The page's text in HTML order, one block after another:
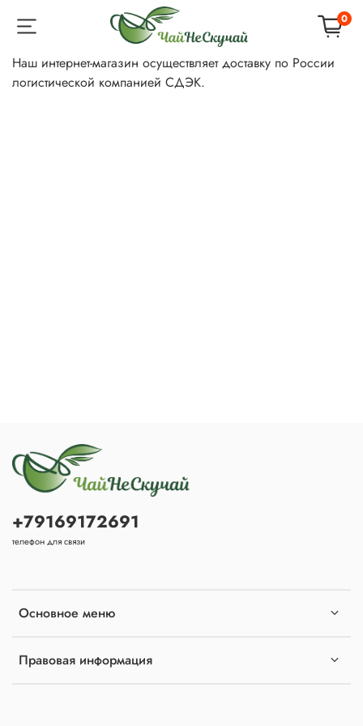
0
Наш интернет-магазин осуществляет доставку по России
логистической компанией СДЭК.
Основное меню
Правовая информация
+79169172691
телефон для связи